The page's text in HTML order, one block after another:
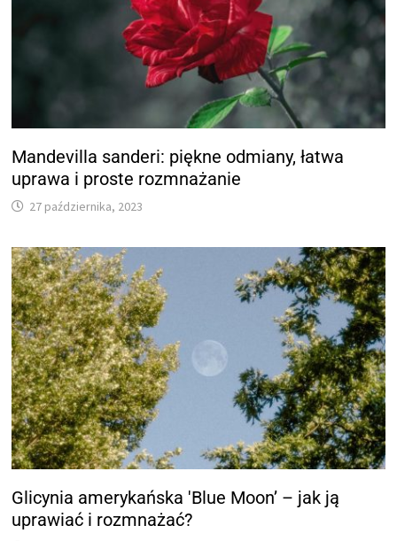
Mandevilla sanderi: piękne odmiany, łatwa
uprawa i proste rozmnażanie
27 października, 2023
Glicynia amerykańska 'Blue Moon’ – jak ją
uprawiać i rozmnażać?